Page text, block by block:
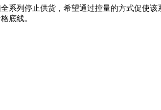
系列停止供货，希望通过控量的方式促使
底线。